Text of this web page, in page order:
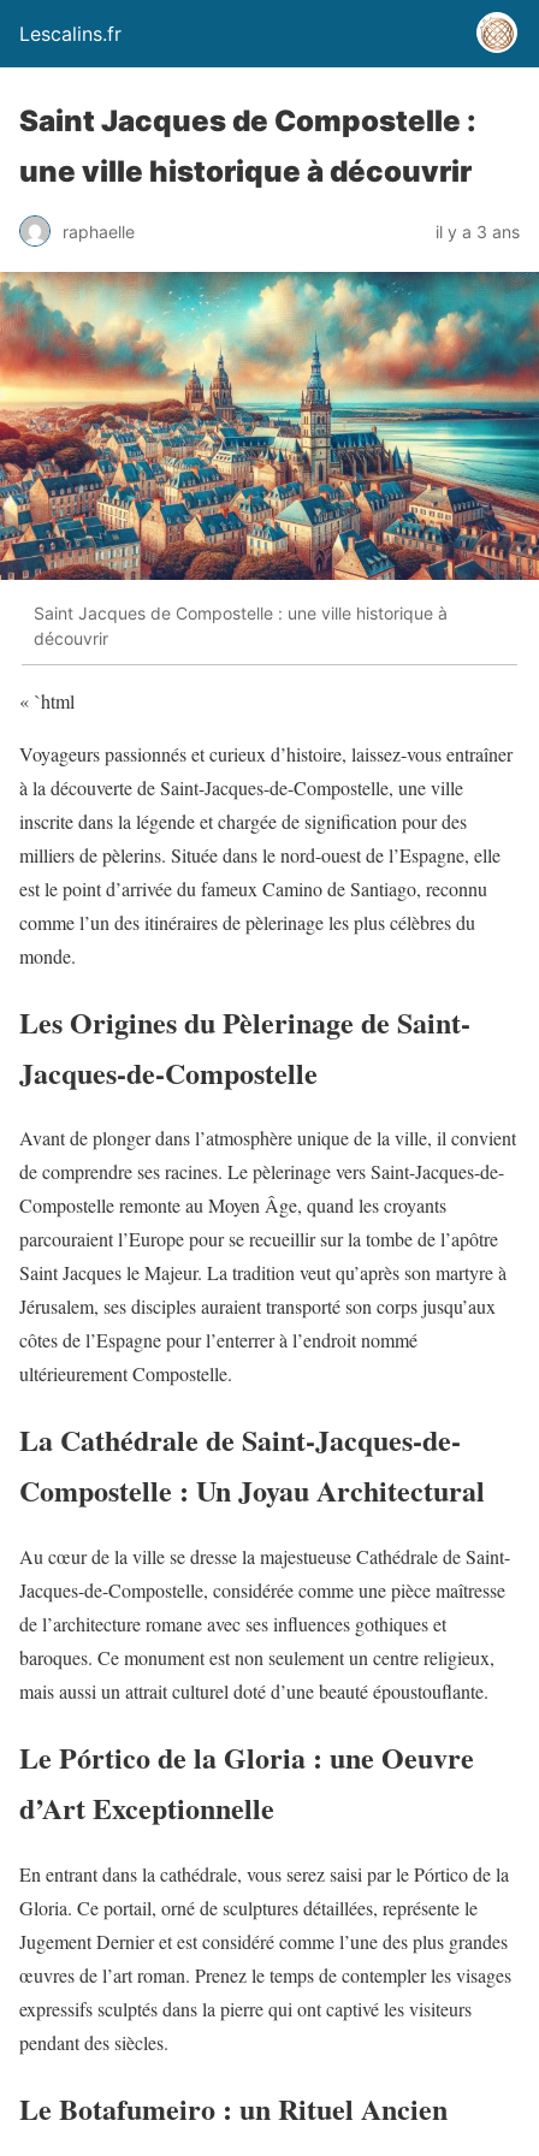
Lescalins.fr
Saint Jacques de Compostelle :
une ville historique à découvrir
raphaelle il y a 3 ans
Saint Jacques de Compostelle : une ville historique à
découvrir
« `html
Voyageurs passionnés et curieux d’histoire, laissez-vous entraîner
à la découverte de Saint-Jacques-de-Compostelle, une ville
inscrite dans la légende et chargée de signification pour des
milliers de pèlerins. Située dans le nord-ouest de l’Espagne, elle
est le point d’arrivée du fameux Camino de Santiago, reconnu
comme l’un des itinéraires de pèlerinage les plus célèbres du
monde.
Les Origines du Pèlerinage de Saint-
Jacques-de-Compostelle
Avant de plonger dans l’atmosphère unique de la ville, il convient
de comprendre ses racines. Le pèlerinage vers Saint-Jacques-de-
Compostelle remonte au Moyen Âge, quand les croyants
parcouraient l’Europe pour se recueillir sur la tombe de l’apôtre
Saint Jacques le Majeur. La tradition veut qu’après son martyre à
Jérusalem, ses disciples auraient transporté son corps jusqu’aux
côtes de l’Espagne pour l’enterrer à l’endroit nommé
ultérieurement Compostelle.
La Cathédrale de Saint-Jacques-de-
Compostelle : Un Joyau Architectural
Au cœur de la ville se dresse la majestueuse Cathédrale de Saint-
Jacques-de-Compostelle, considérée comme une pièce maîtresse
de l’architecture romane avec ses influences gothiques et
baroques. Ce monument est non seulement un centre religieux,
mais aussi un attrait culturel doté d’une beauté époustouflante.
Le Pórtico de la Gloria : une Oeuvre
d’Art Exceptionnelle
En entrant dans la cathédrale, vous serez saisi par le Pórtico de la
Gloria. Ce portail, orné de sculptures détaillées, représente le
Jugement Dernier et est considéré comme l’une des plus grandes
œuvres de l’art roman. Prenez le temps de contempler les visages
expressifs sculptés dans la pierre qui ont captivé les visiteurs
pendant des siècles.
Le Botafumeiro : un Rituel Ancien